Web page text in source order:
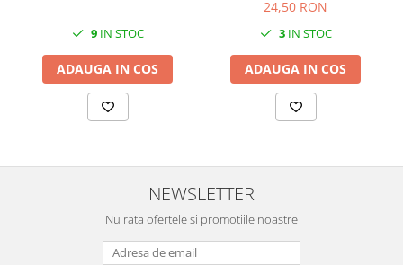
9IN STOC
ADAUGA IN COS
24,50 RON
3IN STOC
ADAUGA IN COS
NEWSLETTER
Nu rata ofertele si promotiile noastre